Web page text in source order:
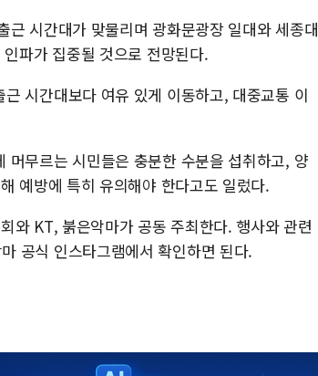
시간대가 맞물리며 광화문광장 일대와 세종대
파가 집중될 것으로 전망된다.
시간대보다 여유 있게 이동하고, 대중교통 이
무르는 시민들은 충분한 수분을 섭취하고, 양
예방에 특히 유의해야 한다고도 일렀다.
와 KT, 붉은악마가 공동 주최한다. 행사와 관련
공식 인스타그램에서 확인하면 된다.